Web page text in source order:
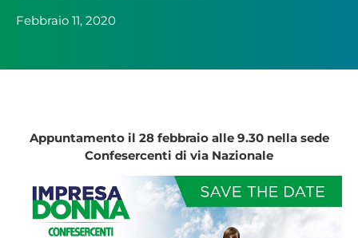
Febbraio 11, 2020
Appuntamento il 28 febbraio alle 9.30 nella sede
Confesercenti di via Nazionale